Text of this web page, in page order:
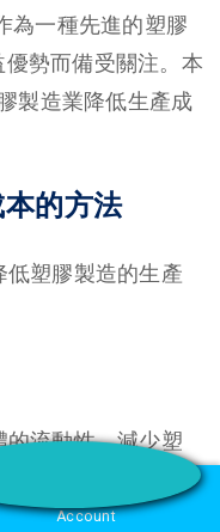
Account
為一種先進的塑膠
勢而備受關注。本
製造業降低生產成
的方法
低塑膠製造的生產
的流動性，減少塑
膠製造過程中，由於
使用更多的原材料